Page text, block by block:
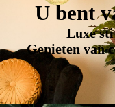
U bent
Luxe
Genieten van